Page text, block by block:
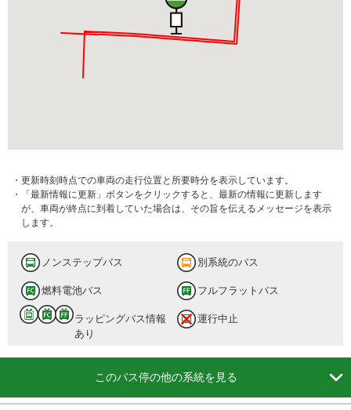
・更新時刻時点での車両の走行位置と所要時分を表示しています。
・「最新情報に更新」ボタンをクリックすると、最新の情報に更新します
が、車両が終点に到着していた場合は、その旨を伝えるメッセージを表示
します。
ノンステップバス 別系統のバス
燃料電池バス フルフラットバス
ラッピングバス情報
あり
運行中止
このバス停の他の系統を見る 